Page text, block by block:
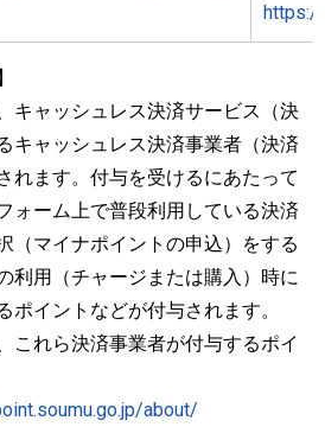
キャッシュレス決済サービス（決
キャッシュレス決済事業者（決済
れます。付与を受けるにあたって
ォーム上で普段利用している決済
（マイナポイントの申込）をする
利用（チャージまたは購入）時に
ポイントなどが付与されます。
これら決済事業者が付与するポイ
about/